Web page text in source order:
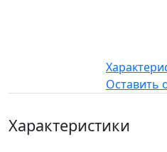
Оставить
Характеристики